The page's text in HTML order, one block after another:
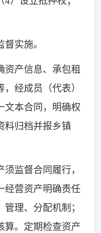
实施。
资产信息、承包租
经成员（代表）
文本合同，明确权
料归档并报乡镇
监督合同履行，
经营资产明确责任
理、分配机制；
算。定期检查资产